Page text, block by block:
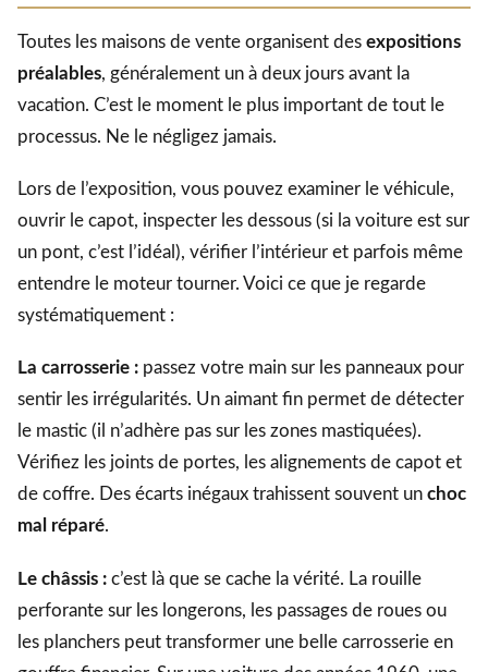
Toutes les maisons de vente organisent des expositions
préalables, généralement un à deux jours avant la
vacation. C’est le moment le plus important de tout le
processus. Ne le négligez jamais.
Lors de l’exposition, vous pouvez examiner le véhicule,
ouvrir le capot, inspecter les dessous (si la voiture est sur
un pont, c’est l’idéal), vérifier l’intérieur et parfois même
entendre le moteur tourner. Voici ce que je regarde
systématiquement :
La carrosserie : passez votre main sur les panneaux pour
sentir les irrégularités. Un aimant fin permet de détecter
le mastic (il n’adhère pas sur les zones mastiquées).
Vérifiez les joints de portes, les alignements de capot et
de coffre. Des écarts inégaux trahissent souvent un choc
mal réparé.
Le châssis : c’est là que se cache la vérité. La rouille
perforante sur les longerons, les passages de roues ou
les planchers peut transformer une belle carrosserie en